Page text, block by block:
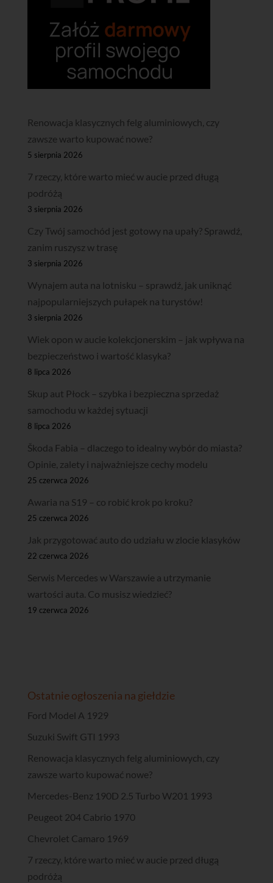
Renowacja klasycznych felg aluminiowych, czy
zawsze warto kupować nowe?
5 sierpnia 2026
7 rzeczy, które warto mieć w aucie przed długą
podróżą
3 sierpnia 2026
Czy Twój samochód jest gotowy na upały? Sprawdź,
zanim ruszysz w trasę
3 sierpnia 2026
Wynajem auta na lotnisku – sprawdź, jak uniknąć
najpopularniejszych pułapek na turystów!
3 sierpnia 2026
Wiek opon w aucie kolekcjonerskim – jak wpływa na
bezpieczeństwo i wartość klasyka?
8 lipca 2026
Skup aut Płock – szybka i bezpieczna sprzedaż
samochodu w każdej sytuacji
8 lipca 2026
Škoda Fabia – dlaczego to idealny wybór do miasta?
Opinie, zalety i najważniejsze cechy modelu
25 czerwca 2026
Awaria na S19 – co robić krok po kroku?
25 czerwca 2026
Jak przygotować auto do udziału w zlocie klasyków
22 czerwca 2026
Serwis Mercedes w Warszawie a utrzymanie
wartości auta. Co musisz wiedzieć?
19 czerwca 2026
Ostatnie ogłoszenia na giełdzie
Ford Model A 1929
Suzuki Swift GTI 1993
Renowacja klasycznych felg aluminiowych, czy
zawsze warto kupować nowe?
Mercedes-Benz 190D 2.5 Turbo W201 1993
Peugeot 204 Cabrio 1970
Chevrolet Camaro 1969
7 rzeczy, które warto mieć w aucie przed długą
podróżą